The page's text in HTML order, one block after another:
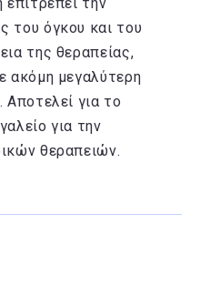
του όγκου και του
της θεραπείας,
ακόμη μεγαλύτερη
Αποτελεί για το
για την
θεραπειών.